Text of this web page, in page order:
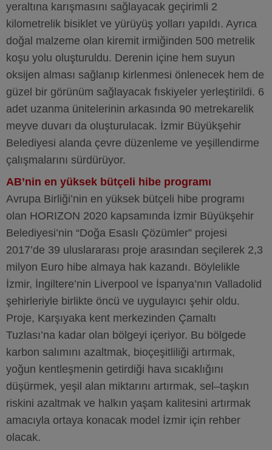
yeraltına karışmasını sağlayacak geçirimli 2
kilometrelik bisiklet ve yürüyüş yolları yapıldı. Ayrıca
doğal malzeme olan kiremit irmiğinden 500 metrelik
koşu yolu oluşturuldu. Derenin içine hem suyun
oksijen alması sağlanıp kirlenmesi önlenecek hem de
güzel bir görünüm sağlayacak fıskiyeler yerleştirildi. 6
adet uzanma ünitelerinin arkasında 90 metrekarelik
meyve duvarı da oluşturulacak. İzmir Büyükşehir
Belediyesi alanda çevre düzenleme ve yeşillendirme
çalışmalarını sürdürüyor.
AB’nin en yüksek bütçeli hibe programı
Avrupa Birliği’nin en yüksek bütçeli hibe programı
olan HORIZON 2020 kapsamında İzmir Büyükşehir
Belediyesi’nin “Doğa Esaslı Çözümler” projesi
2017’de 39 uluslararası proje arasından seçilerek 2,3
milyon Euro hibe almaya hak kazandı. Böylelikle
İzmir, İngiltere’nin Liverpool ve İspanya’nın Valladolid
şehirleriyle birlikte öncü ve uygulayıcı şehir oldu.
Proje, Karşıyaka kent merkezinden Çamaltı
Tuzlası’na kadar olan bölgeyi içeriyor. Bu bölgede
karbon salımını azaltmak, bioçeşitliliği artırmak,
yoğun kentleşmenin getirdiği hava sıcaklığını
düşürmek, yeşil alan miktarını artırmak, sel–taşkın
riskini azaltmak ve halkın yaşam kalitesini artırmak
amacıyla ortaya konacak model İzmir için rehber
olacak.